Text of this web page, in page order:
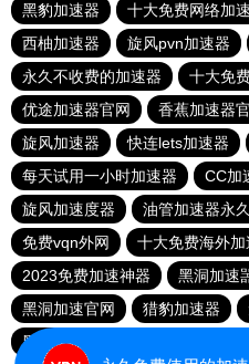
黑豹加速器
十大免费网络加
西柚加速器
旋风pvn加速器
永久不收费的加速器
十大免
优途加速器官网
香蕉加速器
旋风加速器
快连lets加速器
每天试用一小时加速器
CC加
旋风加速度器
油管加速器永
免费vqn外网
十大免费海外加
2023免费加速神器
黑洞加速
黑洞加速官网
猎豹加速器
黑洞vqn加速